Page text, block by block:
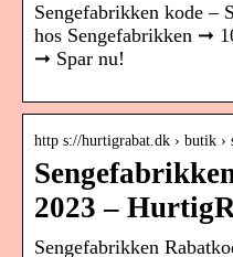
Sengefabrikken kode –
hos Sengefabrikken ➞
➞ Spar nu!
http s://hurtigrabat.dk › butik
2023 –
Sengefabrikken